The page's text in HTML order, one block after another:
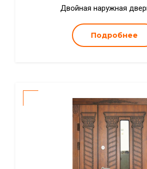
Двойная наружная
Подробнее